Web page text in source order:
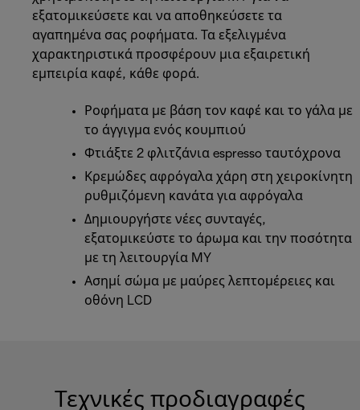
εξατομικεύσετε και να αποθηκεύσετε τα
αγαπημένα σας ροφήματα. Τα εξελιγμένα
χαρακτηριστικά προσφέρουν μια εξαιρετική
εμπειρία καφέ, κάθε φορά.
Ροφήματα με βάση τον καφέ και το γάλα με
το άγγιγμα ενός κουμπιού
Φτιάξτε 2 φλιτζάνια espresso ταυτόχρονα
Κρεμώδες αφρόγαλα χάρη στη χειροκίνητη
ρυθμιζόμενη κανάτα για αφρόγαλα
Δημιουργήστε νέες συνταγές,
εξατομικεύστε το άρωμα και την ποσότητα
με τη λειτουργία MY
Ασημί σώμα με μαύρες λεπτομέρειες και
οθόνη LCD
Τεχνικές προδιαγραφές